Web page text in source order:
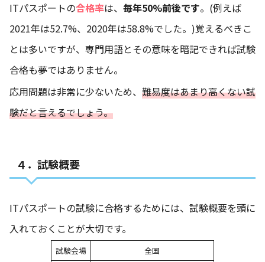
ITパスポートの合格率は、 毎年50%前後です。(例えば
2021年は52.7%、2020年は58.8%でした。)覚えるべきこ
とは多いですが、専門用語とその意味を暗記できれば試験
合格も夢ではありません。
応用問題は非常に少ないため、 難易度はあまり高くない試
験だと言えるでしょう。
４．試験概要
ITパスポートの試験に合格するためには、試験概要を頭に
入れておくことが大切です。
試験会場
全国